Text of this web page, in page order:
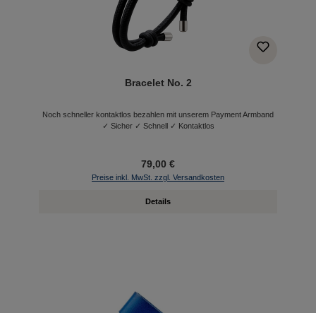
Bracelet No. 2
Noch schneller kontaktlos bezahlen mit unserem Payment Armband
✓ Sicher ✓ Schnell ✓ Kontaktlos
79,00 €
Preise inkl. MwSt. zzgl. Versandkosten
Details